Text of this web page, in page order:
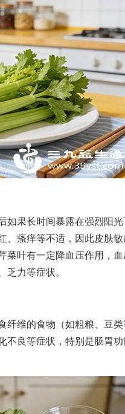
果长时间暴露在强烈阳光
、瘙痒等不适，因此皮肤
菜叶有一定降血压作用，
乏力等症状。
维的食物（如粗粮、豆类
不良等症状，特别是肠胃